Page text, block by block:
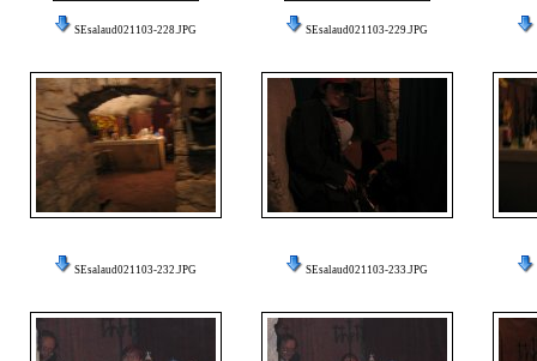
SEsalaud021103-228.JPG SEsalaud021103-229.JPG
SEsalaud021103-232.JPG SEsalaud021103-233.JPG